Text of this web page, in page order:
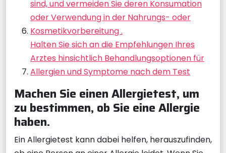
sind, und vermeiden Sie deren Konsumation
oder Verwendung in der Nahrungs- oder
Kosmetikvorbereitung .
Halten Sie sich an die Empfehlungen Ihres
Arztes hinsichtlich Behandlungsoptionen für
Allergien und Symptome nach dem Test
Machen Sie einen Allergietest, um
zu bestimmen, ob Sie eine Allergie
haben.
Ein Allergietest kann dabei helfen, herauszufinden,